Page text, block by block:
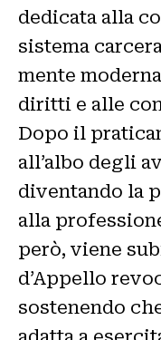
dedicata alla
sistema
mente
diritti e alle
Dopo il
all’albo degli
diventando la
alla
però, viene
d’Appello
sostenendo